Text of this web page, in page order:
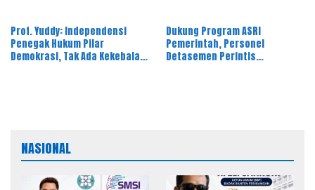
Prof. Yuddy: Independensi
Penegak Hukum Pilar
Demokrasi, Tak Ada Kekebalan
Dukung Program ASRI
Pemerintah, Personel
Detasemen Perintis
NASIONAL